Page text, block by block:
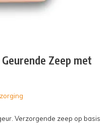
Zeep met
Verzorgende zeep op basis